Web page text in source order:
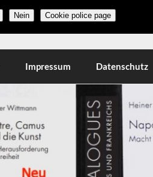
Impressum Datenschutz
Nein Cookie police page